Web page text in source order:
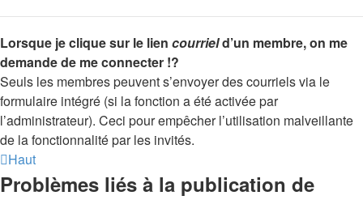
Lorsque je clique sur le lien courrield’un membre, on me
demande de me connecter !?
Seuls les membres peuvent s’envoyer des courriels via le
formulaire intégré (si la fonction a été activée par
l’administrateur). Ceci pour empêcher l’utilisation malveillante
de la fonctionnalité par les invités.
Haut
Problèmes liés à la publication de